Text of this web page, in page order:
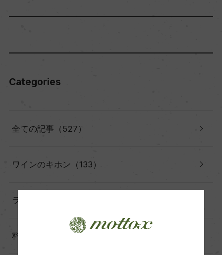
Categories
全ての記事（527）
ワインのキホン（133）
ランキング（17）
料理に合わせる（60）